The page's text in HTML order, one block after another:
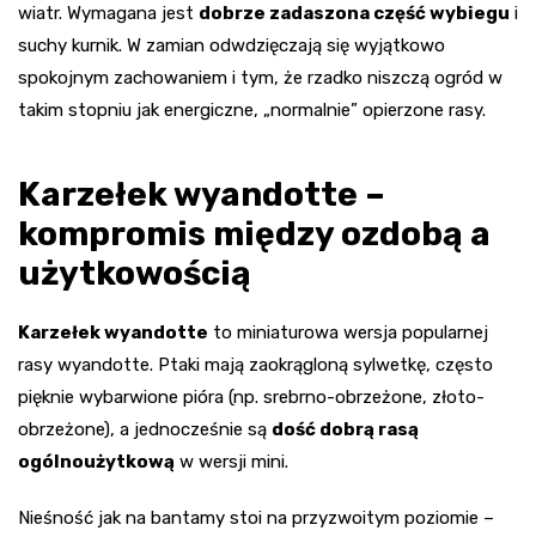
wiatr. Wymagana jest dobrze zadaszona część wybiegu i
suchy kurnik. W zamian odwdzięczają się wyjątkowo
spokojnym zachowaniem i tym, że rzadko niszczą ogród w
takim stopniu jak energiczne, „normalnie” opierzone rasy.
Karzełek wyandotte –
kompromis między ozdobą a
użytkowością
Karzełek wyandotte to miniaturowa wersja popularnej
rasy wyandotte. Ptaki mają zaokrągloną sylwetkę, często
pięknie wybarwione pióra (np. srebrno-obrzeżone, złoto-
obrzeżone), a jednocześnie są dość dobrą rasą
ogólnoużytkową w wersji mini.
Nieśność jak na bantamy stoi na przyzwoitym poziomie –